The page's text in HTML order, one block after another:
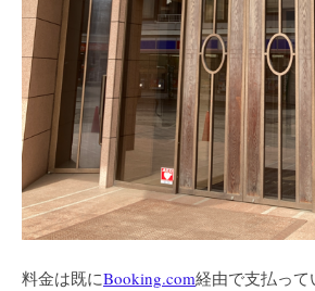
料金は既にBooking.com経由で支払って